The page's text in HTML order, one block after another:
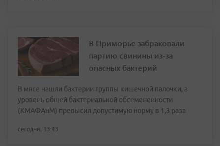
В Приморье забраковали
партию свинины из-за
опасных бактерий
В мясе нашли бактерии группы кишечной палочки, а
уровень общей бактериальной обсемененности
(КМАФАнМ) превысил допустимую норму в 1,3 раза
сегодня, 13:43